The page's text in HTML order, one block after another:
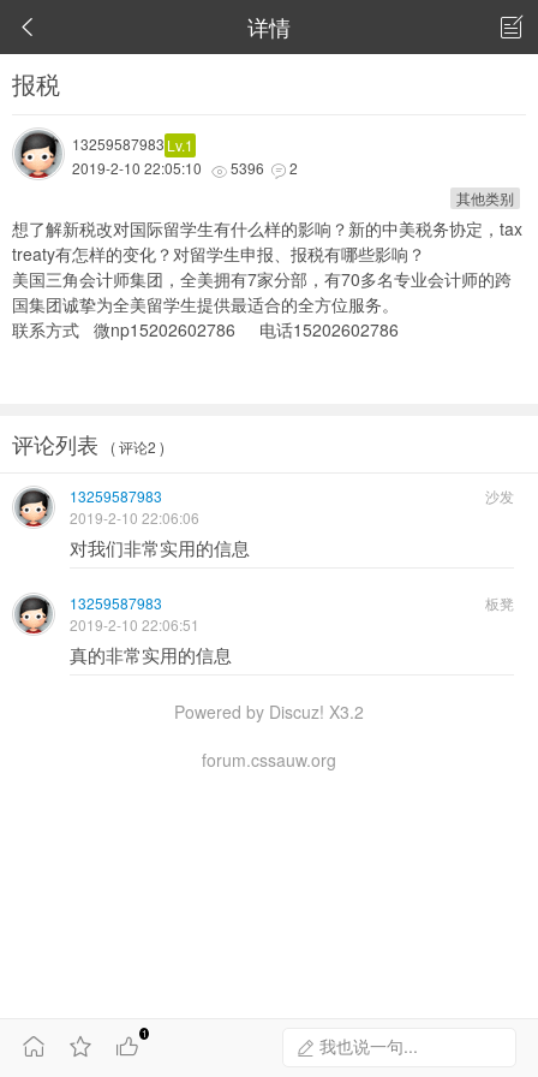
 详情 
报税
13259587983 Lv.1
2019-2-10 22:05:10
 5396  2
其他类别
想了解新税改对国际留学生有什么样的影响？新的中美税务协定，tax
treaty有怎样的变化？对留学生申报、报税有哪些影响？
美国三角会计师集团，全美拥有7家分部，有70多名专业会计师的跨
国集团诚挚为全美留学生提供最适合的全方位服务。
联系方式 微np15202602786 电话15202602786
评论列表 ( 评论2 )
沙发
13259587983
2019-2-10 22:06:06
对我们非常实用的信息
板凳
13259587983
2019-2-10 22:06:51
真的非常实用的信息
我也说一句...
  
1
Powered by Discuz! X3.2
forum.cssauw.org